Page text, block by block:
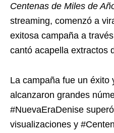
Centenas de Miles de
streaming, comenzó a
exitosa campaña a
cantó acapella extractos
La campaña fue un éxito
alcanzaron grandes
#NuevaEraDenise
visualizaciones y